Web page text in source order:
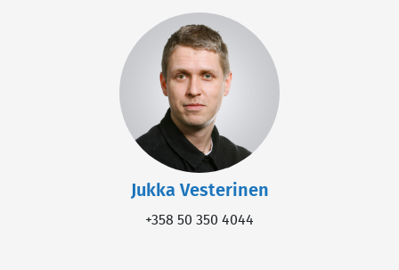
Jukka Vesterinen
+358 50 350 4044